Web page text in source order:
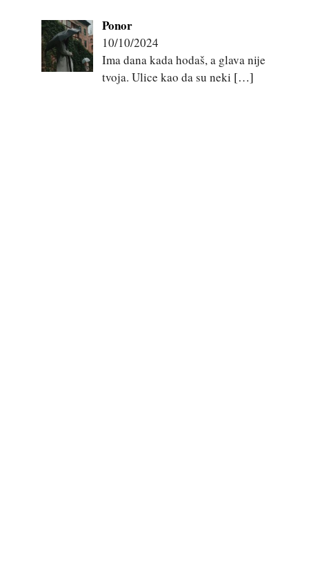
Ponor
10/10/2024
Ima dana kada hodaš, a glava nije
tvoja. Ulice kao da su neki […]